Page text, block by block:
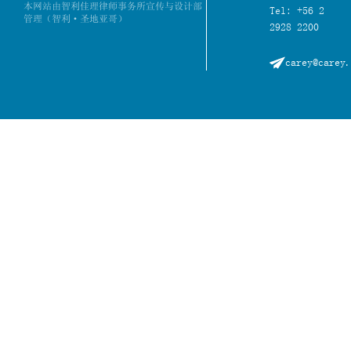
本网站由智利佳理律师事务所宣传与设计部
管理（智利·圣地亚哥）
Tel: +56 2
2928 2200